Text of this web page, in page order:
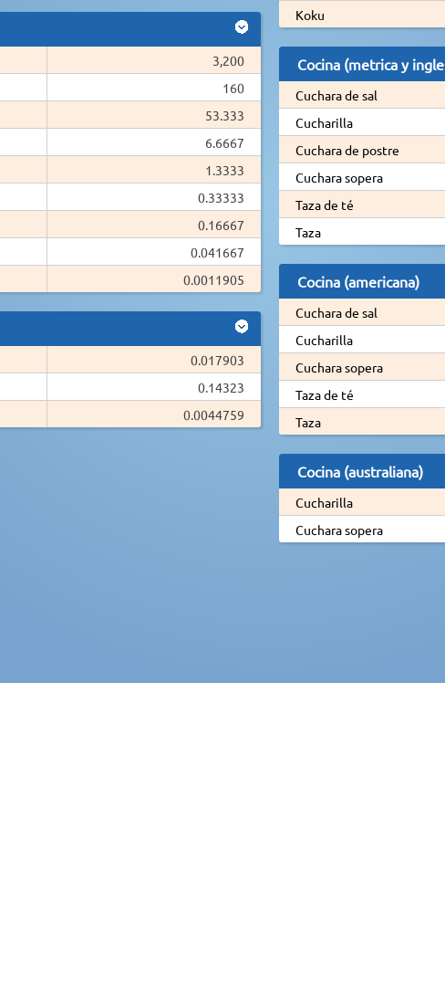
3,200
160
53.333
6.6667
1.3333
0.33333
0.16667
0.041667
0.0011905
0.017903
0.14323
0.0044759
Koku
Cocina (metrica y
Cuchara de sal
Cucharilla
Cuchara de postre
Cuchara sopera
Taza de té
Taza
Cocina (americana)
Cuchara de sal
Cucharilla
Cuchara sopera
Taza de té
Taza
Cocina (australiana)
Cucharilla
Cuchara sopera